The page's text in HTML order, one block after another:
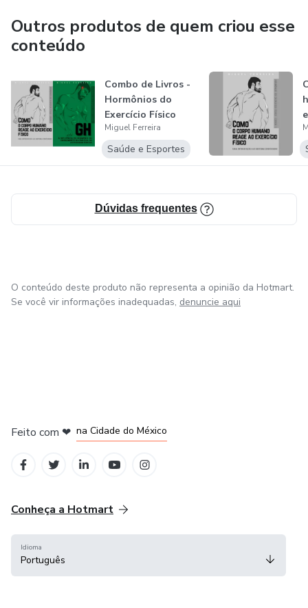
Outros produtos de quem criou esse
conteúdo
Combo de Livros -
Hormônios do
Exercício Físico
Miguel Ferreira
Saúde e Esportes
Dúvidas frequentes
O conteúdo deste produto não representa a opinião da Hotmart.
Se você vir informações inadequadas, denuncie aqui
Feito com ❤ na Cidade do México
Conheça a Hotmart
Idioma
Português